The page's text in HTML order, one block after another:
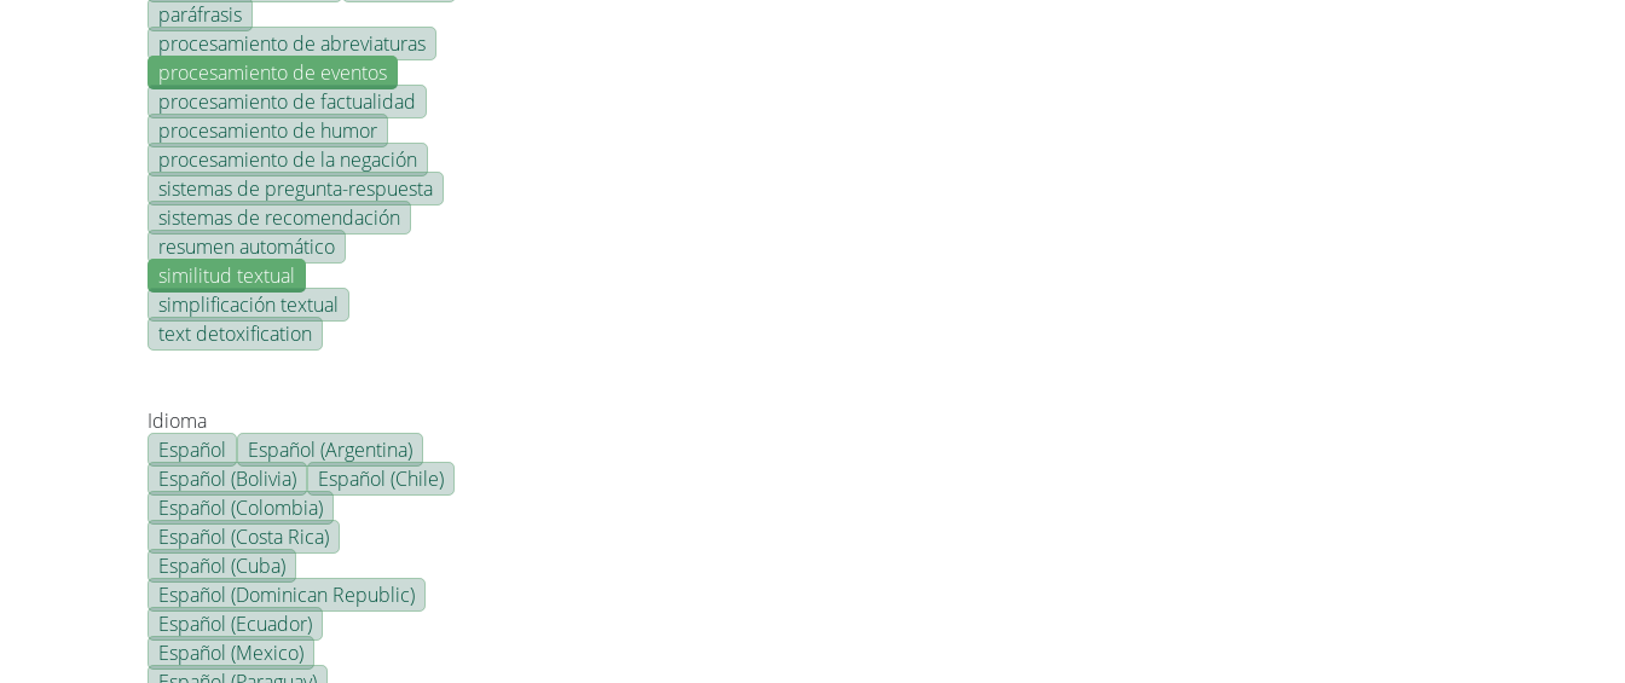
paráfrasis
procesamiento de abreviaturas
procesamiento de eventos
procesamiento de factualidad
procesamiento de humor
procesamiento de la negación
sistemas de pregunta-respuesta
sistemas de recomendación
resumen automático
similitud textual
simplificación textual
text detoxification
Idioma
Español
Español (Argentina)
Español (Bolivia)
Español (Chile)
Español (Colombia)
Español (Costa Rica)
Español (Cuba)
Español (Dominican Republic)
Español (Ecuador)
Español (Mexico)